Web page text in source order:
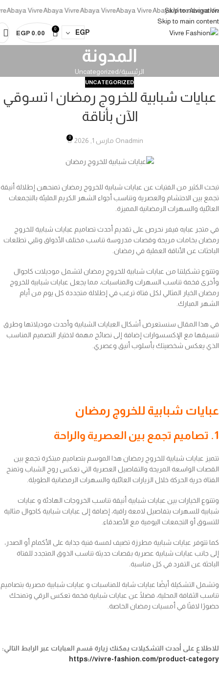
Skip to navigation
Skip to main content
VivreAbaya VivreAbaya VivreAbaya VivreAbaya VivreAbaya Vivre
EGP
0
EGP 0.00
المدونة
الرئيسية Uncategorized
UNCATEGORIZED
عبايات شبابية للخروج رمضان | تسوقي
الآن بأناقة
adminOn مارس 1, 2026 0
تبحث الكثير من الفتيات عن عبايات شبابية للخروج رمضان تمنحهن إطلالة أنيقة
تجمع بين الاحتشام والعصرية وتناسب أجواء الشهر الكريم المليئة بالتجمعات
العائلية والسهرات الرمضانية المميزة.
في متجر عبايه فيفر نحرص على تقديم أحدث تصاميم عبايات شبابية للخروج
رمضان بخامات مريحة وقصات مدروسة تناسب مختلف الأذواق وتلبي تطلعات
الباحثات عن الأناقة العملية في رمضان.
وتتنوع تشكيلتنا من عبايات شبابية للخروج رمضان لتشمل موديلات كاجوال
وأخرى فخمة تناسب السهرات والمناسبات، مما يجعل عبايات شبابية للخروج
رمضان الخيار المثالي لكل فتاة ترغب في إطلالة متجددة كل يوم من أيام
الشهر المبارك.
في هذا المقال سنستعرض أشكال العبايات الشبابية وأحدث موديلاتها وطرق
تنسيقها مع الإكسسوارات إضافة إلى نصائح مهمة لاختيار التصميم المناسب
الذي يعكس شخصيتك بأسلوب أنيق وعصري.
عبايات شبابية للخروج رمضان
1. تصاميم تجمع بين العصرية والراحة
تتميز عبايات شبابية للخروج رمضان هذا الموسم بتصاميم مبتكرة تجمع بين
القصات الواسعة المريحة والتفاصيل العصرية التي تعكس روح الشباب وتمنح
الفتاة حرية الحركة خلال الزيارات العائلية والسهرات الرمضانية الطويلة.
وتتنوع الخيارات بين عبايات شبابية أنيقة تناسب الخروجات الهادئة و عبايات
شبابية للسهرات بتفاصيل لامعة راقية، إضافة إلى عبايات شبابية كاجوال مثالية
للتسوق أو التجمعات اليومية مع الأصدقاء.
كما تتوفر عبايات شبابية مطرزة تضيف لمسة فنية جذابة على الأكمام أو الصدر،
إلى جانب عبايات شبابية عصرية بقصات حديثة تناسب الذوق المتجدد للفتاة
الباحثة عن التفرد في كل مناسبة.
وتشمل التشكيلة أيضًا عبايات شابة للمناسبات و عبايات شبابية مصرية بتصاميم
تناسب الثقافة المحلية، فضلًا عن عبايات شبابية فخمة تعكس الرقي وتمنحك
حضورًا لافتًا في أمسيات رمضان الخاصة.
للاطلاع على أحدث التشكيلات يمكنك زيارة قسم العبايات عبر الرابط التالي:
https://vivre-fashion.com/product-category